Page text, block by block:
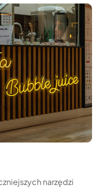
narzędzi